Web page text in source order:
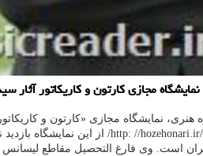
مجازی کارتون و کاریکاتور آثار
مجازی «کارتون و کاریکاتور» شامل ۳۰ اثر